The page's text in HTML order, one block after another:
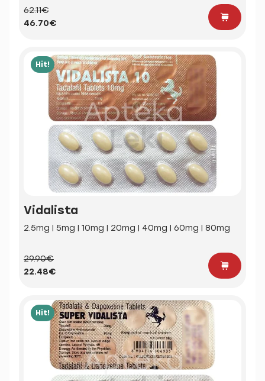
62.11€
46.70€
Hit!
Vidalista
2.5mg | 5mg | 10mg | 20mg | 40mg | 60mg | 80mg
29.90€
22.48€
Hit!